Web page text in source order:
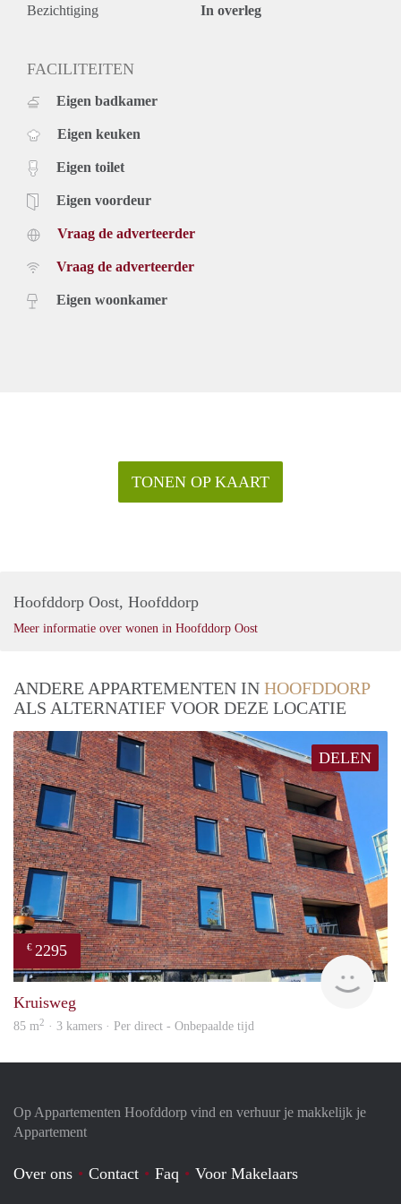
Bezichtiging In overleg
FACILITEITEN
Eigen badkamer
Eigen keuken
Eigen toilet
Eigen voordeur
Vraag de adverteerder
Vraag de adverteerder
Eigen woonkamer
TONEN OP KAART
Hoofddorp Oost, Hoofddorp
Meer informatie over wonen in Hoofddorp Oost
ANDERE APPARTEMENTEN IN HOOFDDORP
ALS ALTERNATIEF VOOR DEZE LOCATIE
DELEN
€ 2295
Kruisweg
85 m2 · 3 kamers · Per direct - Onbepaalde tijd
Op Appartementen Hoofddorp vind en verhuur je makkelijk je
Appartement
Over ons Contact Faq
Voor Makelaars